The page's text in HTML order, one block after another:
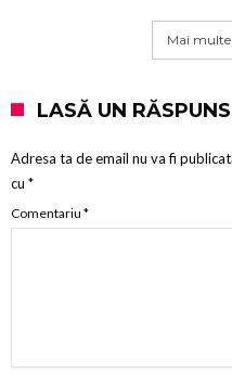
Mai
LASĂ UN RĂSPUNS
Adresa ta de email nu va fi
cu *
Comentariu *